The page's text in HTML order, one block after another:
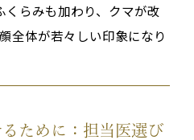
くらみも加わり、クマが改
全体が若々しい印象になり
ために：担当医選び